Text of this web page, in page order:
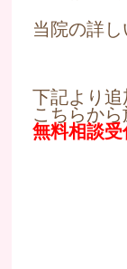
当院の詳
下記より
こちらから
無料相談受